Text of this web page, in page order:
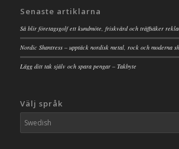
Senaste artiklarna
Så blir företagsgolf ett kundmöte, friskvård och träffsäker
Nordic Shantress – upptäck nordisk metal, rock och moderna
Lägg ditt tak själv och spara pengar – Takbyte
Välj språk